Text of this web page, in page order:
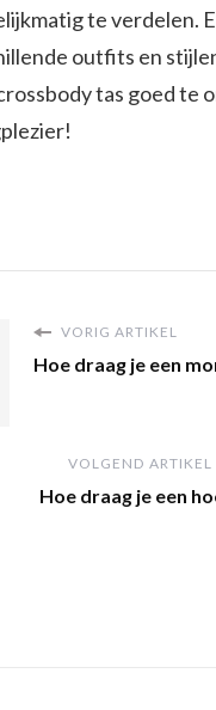
te verdelen.
outfits en
tas goed te
VORIG ARTIKEL
Hoe draag je een
VOLGEND ARTIKEL
Hoe draag je een